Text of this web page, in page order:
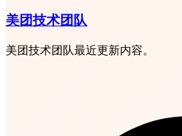
美团技术团队
美团技术团队最近更新内容。